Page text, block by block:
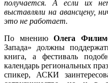
получается. А если их
выставляли на авансцену,
это не работает.
По мнению Олега
Запада» должны
книга, а фестиваль
календарь региональных
спикер, АСКИ